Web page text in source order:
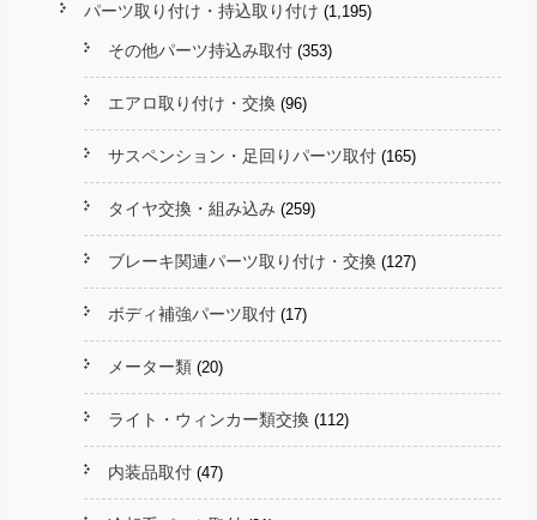
パーツ取り付け・持込取り付け (1,195)
その他パーツ持込み取付 (353)
エアロ取り付け・交換 (96)
サスペンション・足回りパーツ取付 (165)
タイヤ交換・組み込み (259)
ブレーキ関連パーツ取り付け・交換 (127)
ボディ補強パーツ取付 (17)
メーター類 (20)
ライト・ウィンカー類交換 (112)
内装品取付 (47)